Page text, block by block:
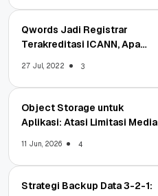
Qwords Jadi Registrar
Terakreditasi ICANN, Apa
27 Jul, 2022 3
Object Storage untuk
Aplikasi: Atasi Limitasi Media
11 Jun, 2026 4
Strategi Backup Data 3-2-1: